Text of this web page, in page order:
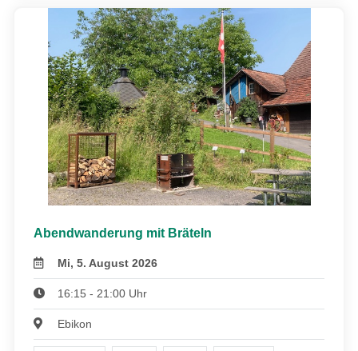
Abendwanderung mit Bräteln
Mi, 5. August 2026
16:15 - 21:00 Uhr
Ebikon